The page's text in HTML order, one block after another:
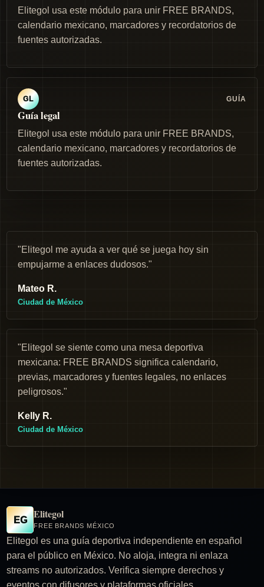
Elitegol usa este módulo para unir FREE BRANDS,
calendario mexicano, marcadores y recordatorios de
fuentes autorizadas.
GL GUÍA
Guía legal
Elitegol usa este módulo para unir FREE BRANDS,
calendario mexicano, marcadores y recordatorios de
fuentes autorizadas.
"Elitegol me ayuda a ver qué se juega hoy sin
empujarme a enlaces dudosos."
Mateo R.
Ciudad de México
"Elitegol se siente como una mesa deportiva
mexicana: FREE BRANDS significa calendario,
previas, marcadores y fuentes legales, no enlaces
peligrosos."
Kelly R.
Ciudad de México
EG Elitegol
FREE BRANDS MÉXICO
Elitegol es una guía deportiva independiente en español
para el público en México. No aloja, integra ni enlaza
streams no autorizados. Verifica siempre derechos y
eventos con difusores y plataformas oficiales.